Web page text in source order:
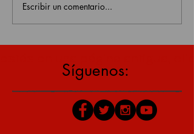
Escribir un comentario...
Síguenos: